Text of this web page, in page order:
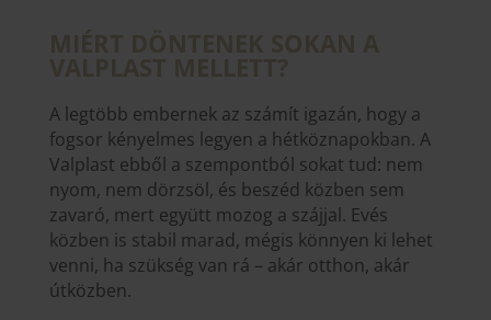
A legtöbb embernek az számít igazán, hogy a
fogsor kényelmes legyen a hétköznapokban. A
Valplast ebből a szempontból sokat tud: nem
nyom, nem dörzsöl, és beszéd közben sem
zavaró, mert együtt mozog a szájjal. Evés
közben is stabil marad, mégis könnyen ki lehet
venni, ha szükség van rá – akár otthon, akár
útközben.